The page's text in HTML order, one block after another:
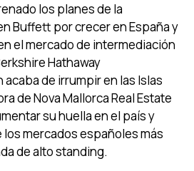
los planes de la
Buffett por crecer en España y
el mercado de intermediación
Hathaway
de irrumpir en las Islas
de Nova Mallorca Real Estate
su huella en el país y
los mercados españoles más
de alto standing.